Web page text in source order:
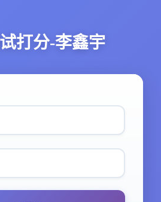
打分-李鑫宇